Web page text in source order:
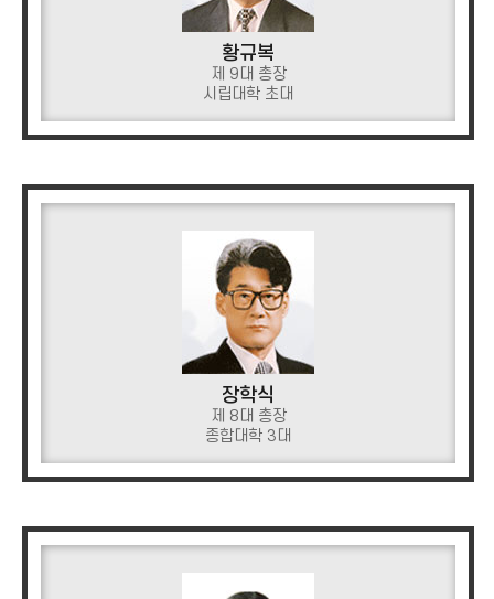
황규복
제 9대 총장
시립대학 초대
장학식
제 8대 총장
종합대학 3대